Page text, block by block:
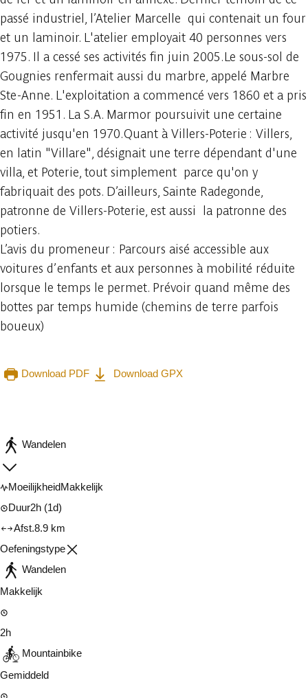
passé industriel, l’Atelier Marcelle qui contenait un four
et un laminoir. L'atelier employait 40 personnes vers
1975. Il a cessé ses activités fin juin 2005.Le sous-sol de
Gougnies renfermait aussi du marbre, appelé Marbre
Ste-Anne. L'exploitation a commencé vers 1860 et a pris
fin en 1951. La S.A. Marmor poursuivit une certaine
activité jusqu'en 1970.Quant à Villers-Poterie : Villers,
en latin "Villare", désignait une terre dépendant d'une
villa, et Poterie, tout simplement parce qu'on y
fabriquait des pots. D’ailleurs, Sainte Radegonde,
patronne de Villers-Poterie, est aussi la patronne des
potiers.
L’avis du promeneur : Parcours aisé accessible aux
voitures d’enfants et aux personnes à mobilité réduite
lorsque le temps le permet. Prévoir quand même des
bottes par temps humide (chemins de terre parfois
boueux)
Download PDF
Download GPX
Wandelen
MoeilijkheidMakkelijk
Duur2h (1d)
Afst.8.9 km
Oefeningstype
Wandelen
Makkelijk
2h
Mountainbike
Gemiddeld